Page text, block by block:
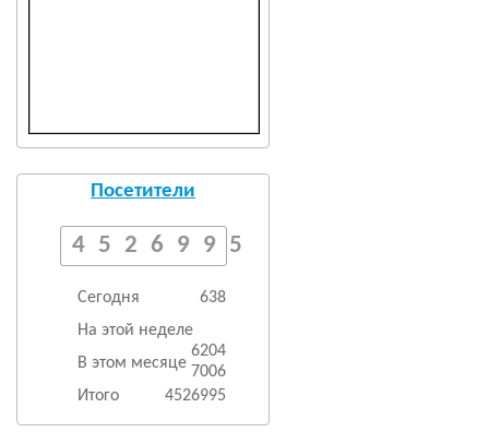
Посетители
4526995
Сегодня
638
На этой неделе
6204
В этом месяце 7006
Итого
4526995